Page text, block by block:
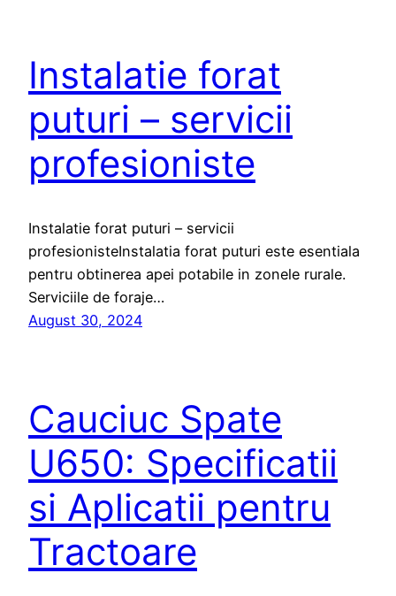
Instalatie forat
puturi – servicii
profesioniste
Instalatie forat puturi – servicii
profesionisteInstalatia forat puturi este esentiala
pentru obtinerea apei potabile in zonele rurale.
Serviciile de foraje…
August 30, 2024
Cauciuc Spate
U650: Specificatii
si Aplicatii pentru
Tractoare